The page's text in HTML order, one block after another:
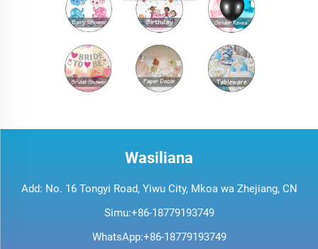
Wasiliana
Add: No. 16 Tongyi Road, Yiwu City, Mkoa wa Zhejiang, CN
Simu:+86-18779193749
WhatsApp:+86-18779193749